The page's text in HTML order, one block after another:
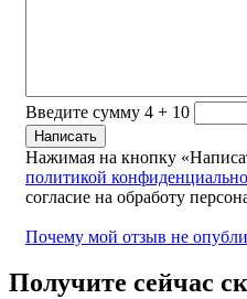
Введите сумму 4 + 10
Нажимая на кнопку
политикой
согласие на обработу
Почему мой отзыв не
Получите сейчас